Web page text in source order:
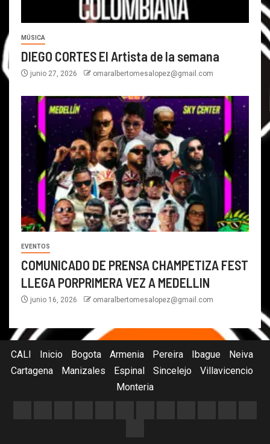
MÚSICA
DIEGO CORTES El Artista de la semana
junio 27, 2026 omaralbertomesalopez@gmail.com
EVENTOS
COMUNICADO DE PRENSA CHAMPETIZA FEST
LLEGA PORPRIMERA VEZ A MEDELLIN
junio 16, 2026 omaralbertomesalopez@gmail.com
CALI Inicio Bogota Armenia Pereira Ibague
Neiva
Cartagena
Manizales Espinal Sincelejo
Villavicencio
Monteria